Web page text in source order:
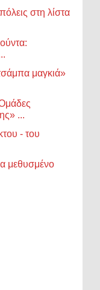
στη λίστα
μαγκιά»
...
- του
μεθυσμένο